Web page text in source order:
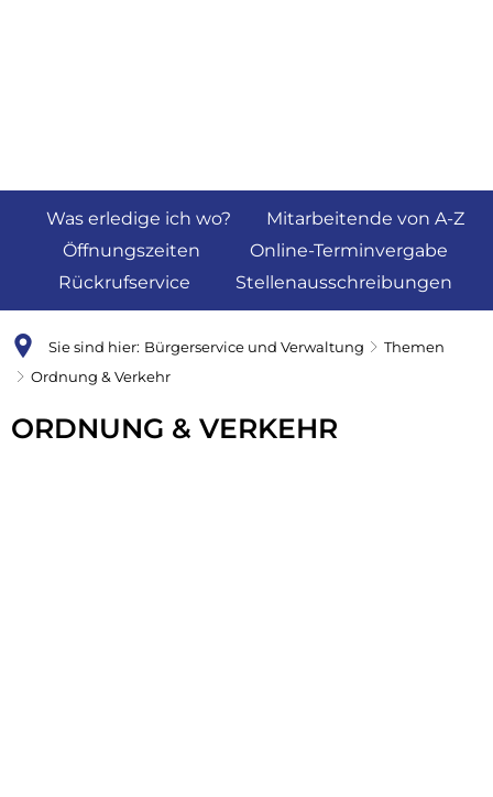
Was erledige ich wo?
Mitarbeitende von A-Z
Öffnungszeiten
Online-Terminvergabe
Rückrufservice
Stellenausschreibungen
Sie sind hier: Bürgerservice und Verwaltung
Themen
Ordnung & Verkehr
Ordnung
ORDNUNG & VERKEHR